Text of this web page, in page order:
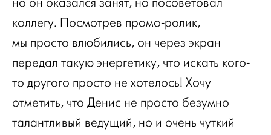
но он оказался занят, но посоветовал
коллегу. Посмотрев промо-ролик,
мы просто влюбились, он через экран
передал такую энергетику, что искать кого-
то другого просто не хотелось! Хочу
отметить, что Денис не просто безумно
талантливый ведущий, но и очень чуткий